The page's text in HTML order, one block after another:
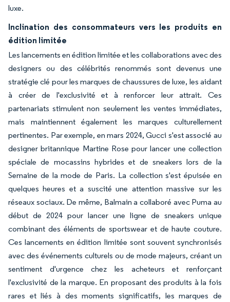
luxe.
Inclination des consommateurs vers les produits en
édition limitée
Les lancements en édition limitée et les collaborations avec des
designers ou des célébrités renommés sont devenus une
stratégie clé pour les marques de chaussures de luxe, les aidant
à créer de l'exclusivité et à renforcer leur attrait. Ces
partenariats stimulent non seulement les ventes immédiates,
mais maintiennent également les marques culturellement
pertinentes. Par exemple, en mars 2024, Gucci s'est associé au
designer britannique Martine Rose pour lancer une collection
spéciale de mocassins hybrides et de sneakers lors de la
Semaine de la mode de Paris. La collection s'est épuisée en
quelques heures et a suscité une attention massive sur les
réseaux sociaux. De même, Balmain a collaboré avec Puma au
début de 2024 pour lancer une ligne de sneakers unique
combinant des éléments de sportswear et de haute couture.
Ces lancements en édition limitée sont souvent synchronisés
avec des événements culturels ou de mode majeurs, créant un
sentiment d'urgence chez les acheteurs et renforçant
l'exclusivité de la marque. En proposant des produits à la fois
rares et liés à des moments significatifs, les marques de